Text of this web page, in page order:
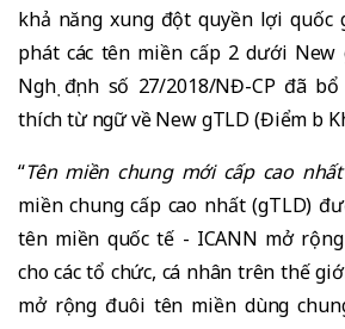
khả năng xung đột quyền lợi quốc
phát các tên miền cấp 2 dưới New
Nghị định số 27/2018/NĐ-CP đã
thích từ ngữ về New gTLD (Điểm b
“Tên miền chung mới cấp cao nhất
miền chung cấp cao nhất (gTLD)
tên miền quốc tế - ICANN mở
cho các tổ chức, cá nhân trên thế
mở rộng đuôi tên miền dùng